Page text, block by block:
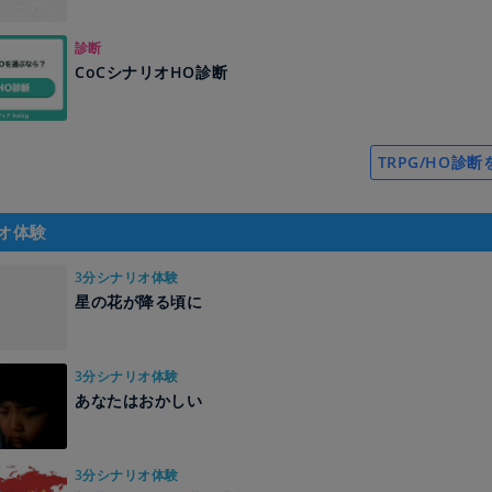
診断
CoCシナリオHO診断
TRPG/HO診断
体験
3分シナリオ体験
星の花が降る頃に
3分シナリオ体験
あなたはおかしい
3分シナリオ体験